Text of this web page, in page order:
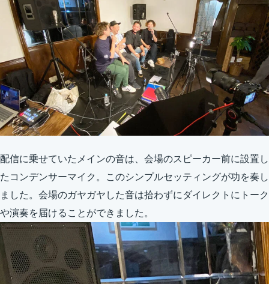
配信に乗せていたメインの音は、会場のスピーカー前に設置し
たコンデンサーマイク。このシンプルセッティングが功を奏し
ました。会場のガヤガヤした音は拾わずにダイレクトにトーク
や演奏を届けることができました。